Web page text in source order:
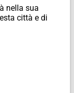
nella sua
città e di